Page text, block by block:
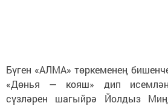
Бүген «АЛМА» төркеменең
«Дөнья — кояш» дип
сүзләрен шагыйрә Йолдыз